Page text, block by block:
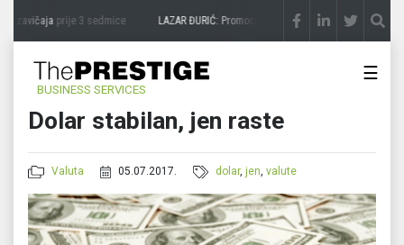
zavičajaprije 3 sedmice LAZAR ĐURIĆ: Promocija potencijal pretvara u destinaciju
BUSINESS SERVICES
☰
Dolar stabilan, jen raste
Valuta 05.07.2017. dolar,jen,valute